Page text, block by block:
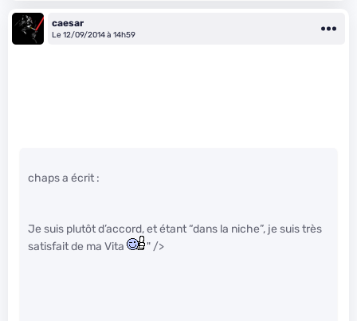
caesar
Le 12/09/2014 à 14h59
chaps a écrit :
Je suis plutôt d’accord, et étant “dans la niche”, je suis très
satisfait de ma Vita
" />